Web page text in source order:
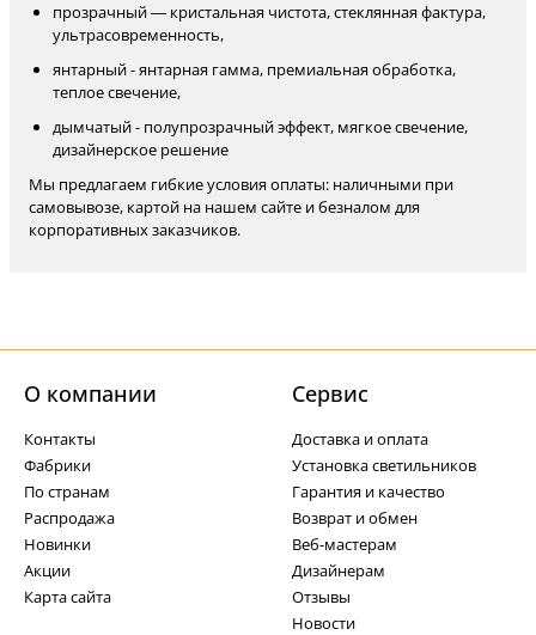
прозрачный — кристальная чистота, стеклянная фактура,
ультрасовременность,
янтарный - янтарная гамма, премиальная обработка,
теплое свечение,
дымчатый - полупрозрачный эффект, мягкое свечение,
дизайнерское решение
Мы предлагаем гибкие условия оплаты: наличными при
самовывозе, картой на нашем сайте и безналом для
корпоративных заказчиков.
О компании
Контакты
Фабрики
По странам
Распродажа
Новинки
Акции
Карта сайта
Cервис
Доставка и оплата
Установка светильников
Гарантия и качество
Возврат и обмен
Веб-мастерам
Дизайнерам
Отзывы
Новости